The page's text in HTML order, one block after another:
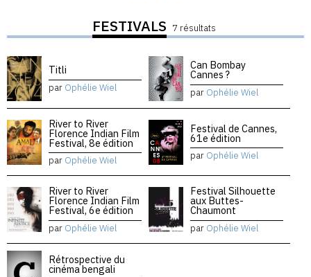
FESTIVALS 7 résultats
Titli
par Ophélie Wiel
Can Bombay
Cannes ?
par Ophélie Wiel
River to River
Florence Indian Film
Festival, 8e édition
par Ophélie Wiel
Festival de Cannes,
61e édition
par Ophélie Wiel
River to River
Florence Indian Film
Festival, 6e édition
par Ophélie Wiel
Festival Silhouette
aux Buttes-
Chaumont
par Ophélie Wiel
Rétrospective du
cinéma bengali